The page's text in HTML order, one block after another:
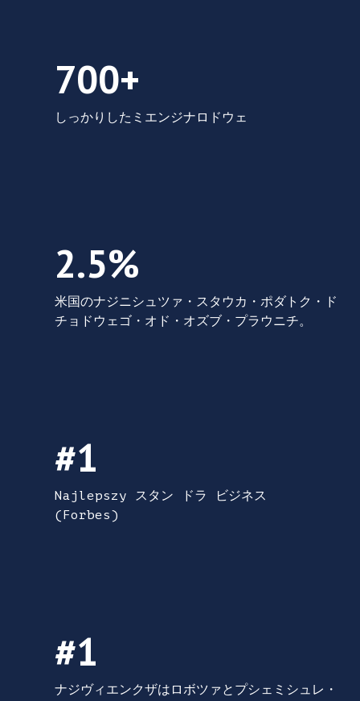
700+
しっかりしたミエンジナロドウェ
700+ しっかりしたミエンジナロドウェ
2.5%
米国のナジニシュツァ・スタウカ・ポダトク・ド
チョドウェゴ・オド・オズブ・プラウニチ。
2.5% 米国でのナジニシュツァ スタウカ
#1
Najlepszy スタン ドラ ビジネス
(Forbes)
#1 Najlepszy スタン ドラ ビジネス
#1
ナジヴィエンクザはロボツァとプシェミシュレ・
#1 ナジヴィエンクザ シワ ロボツァとプ